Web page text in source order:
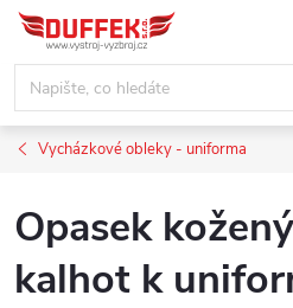
Přejít
obsah
Vycházkové obleky - uniforma
Opasek
kalhot k